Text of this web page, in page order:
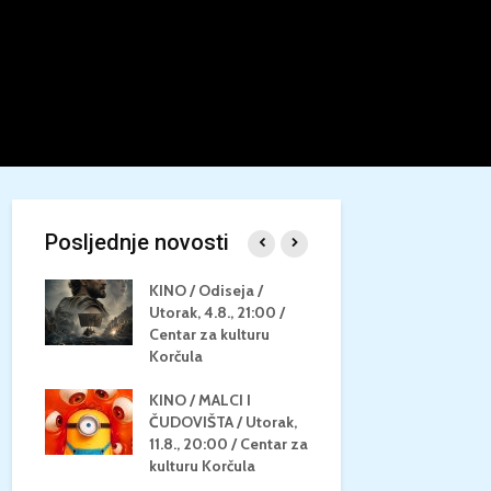
Posljednje novosti
/ ZA
KINO / Odiseja /
Utorak, 4.8., 21:00 /
Centar za kulturu
Korčula
KINO / MALCI I
ČUDOVIŠTA / Utorak,
11.8., 20:00 / Centar za
kulturu Korčula